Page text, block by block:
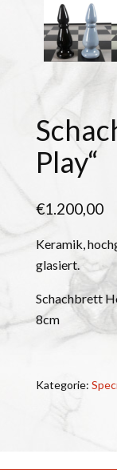
Play“
€1.200,00
Keramik,
glasiert.
Schachbrett
8cm
Kategorie: